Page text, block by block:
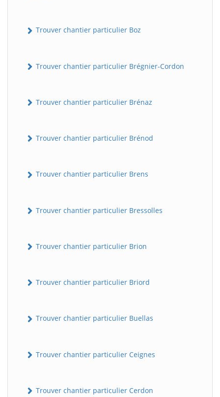
Trouver chantier particulier Boz
Trouver chantier particulier Brégnier-Cordon
Trouver chantier particulier Brénaz
Trouver chantier particulier Brénod
Trouver chantier particulier Brens
Trouver chantier particulier Bressolles
Trouver chantier particulier Brion
Trouver chantier particulier Briord
Trouver chantier particulier Buellas
Trouver chantier particulier Ceignes
Trouver chantier particulier Cerdon